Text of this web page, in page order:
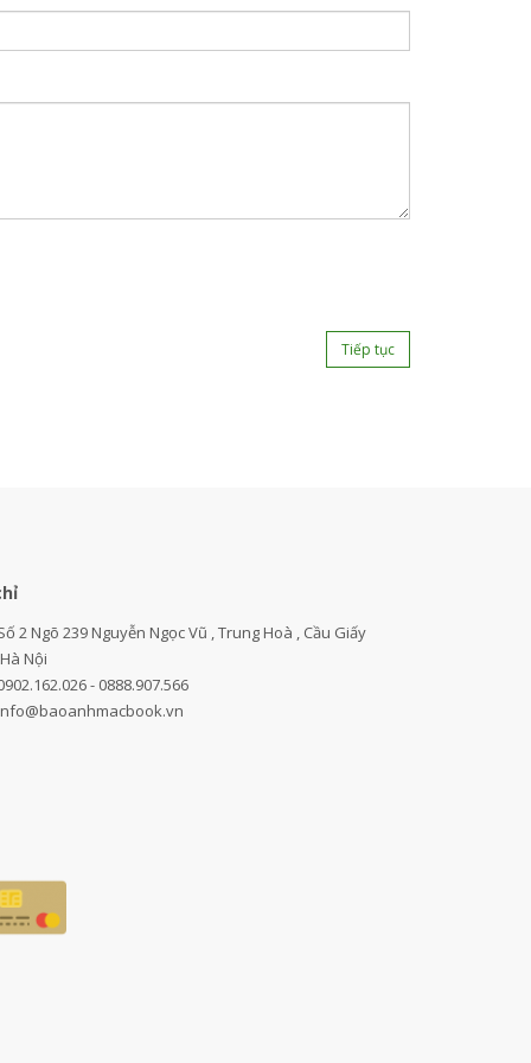
Tiếp tục
2 Ngõ 239 Nguyễn Ngọc Vũ , Trung Hoà , Cầu Giấy
Nội
- 0888.907.566